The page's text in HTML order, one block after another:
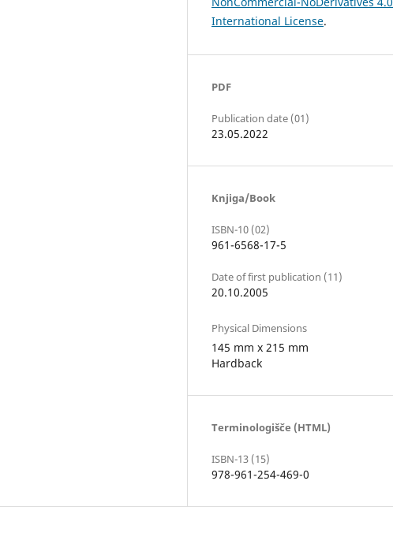
International License.
PDF
Publication date (01)
23.05.2022
Knjiga/Book
ISBN-10 (02)
961-6568-17-5
Date of first publication (11)
20.10.2005
Physical Dimensions
145 mm x 215 mm
Hardback
Terminologišče (HTML)
ISBN-13 (15)
978-961-254-469-0